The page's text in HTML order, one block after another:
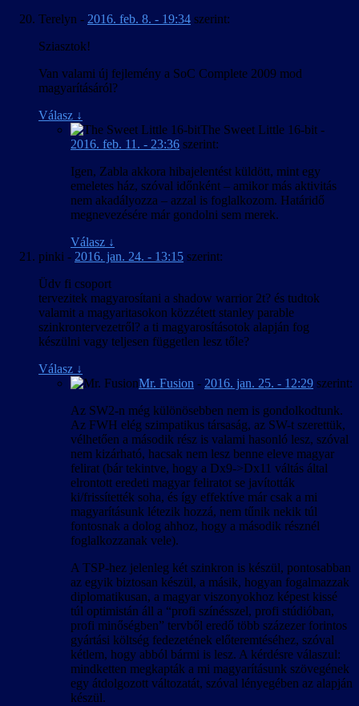
Terelyn - 2016. feb. 8. - 19:34 szerint:
Sziasztok!
Van valami új fejlemény a SoC Complete 2009 mod
magyarításáról?
Válasz ↓
The Sweet Little 16-bit -
2016. feb. 11. - 23:36 szerint:
Igen, Zabla akkora hibajelentést küldött, mint egy
emeletes ház, szóval időnként – amikor más aktivitás
nem akadályozza – azzal is foglalkozom. Határidő
megnevezésére már gondolni sem merek.
Válasz ↓
pinki - 2016. jan. 24. - 13:15 szerint:
Üdv fi csoport
tervezitek magyarosítani a shadow warrior 2t? és tudtok
valamit a magyaritasokon közzétett stanley parable
szinkrontervezetről? a ti magyarosításotok alapján fog
készülni vagy teljesen független lesz tőle?
Válasz ↓
Mr. Fusion - 2016. jan. 25. - 12:29 szerint:
Az SW2-n még különösebben nem is gondolkodtunk.
Az FWH elég szimpatikus társaság, az SW-t szerettük,
vélhetően a második rész is valami hasonló lesz, szóval
nem kizárható, hacsak nem lesz benne eleve magyar
felirat (bár tekintve, hogy a Dx9->Dx11 váltás által
elrontott eredeti magyar feliratot se javították
ki/frissítették soha, és így effektíve már csak a mi
magyarításunk létezik hozzá, nem tűnik nekik túl
fontosnak a dolog ahhoz, hogy a második résznél
foglalkozzanak vele).
A TSP-hez jelenleg két szinkron is készül, pontosabban
az egyik biztosan készül, a másik, hogyan fogalmazzak
diplomatikusan, a magyar viszonyokhoz képest kissé
túl optimistán áll a “profi színésszel, profi stúdióban,
profi minőségben” tervből eredő több százezer forintos
gyártási költség fedezetének előteremtéséhez, szóval
kétlem, hogy abból bármi is lesz. A kérdésre válaszul:
mindketten megkapták a mi magyarításunk szövegének
egy átdolgozott változatát, szóval lényegében az alapján
készül.